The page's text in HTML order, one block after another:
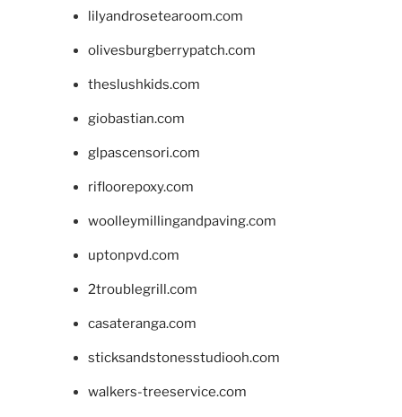
lilyandrosetearoom.com
olivesburgberrypatch.com
theslushkids.com
giobastian.com
glpascensori.com
rifloorepoxy.com
woolleymillingandpaving.com
uptonpvd.com
2troublegrill.com
casateranga.com
sticksandstonesstudiooh.com
walkers-treeservice.com